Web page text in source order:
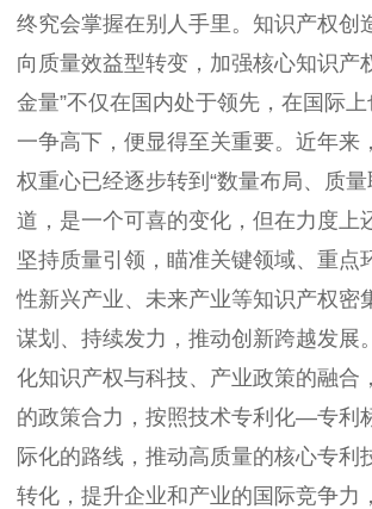
终究会掌握在别人手里。知识产权创
向质量效益型转变，加强核心知识产
金量”不仅在国内处于领先，在国际
一争高下，便显得至关重要。近年来
权重心已经逐步转到“数量布局、质量
道，是一个可喜的变化，但在力度上
坚持质量引领，瞄准关键领域、重点
性新兴产业、未来产业等知识产权密
谋划、持续发力，推动创新跨越发展
化知识产权与科技、产业政策的融合
的政策合力，按照技术专利化—专利
际化的路线，推动高质量的核心专利
转化，提升企业和产业的国际竞争力